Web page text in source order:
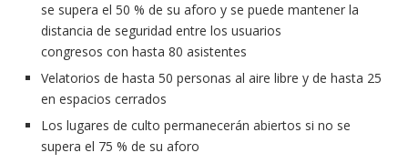
se supera el 50 % de su aforo y se puede mantener la
distancia de seguridad entre los usuarios
congresos con hasta 80 asistentes
Velatorios de hasta 50 personas al aire libre y de hasta 25
en espacios cerrados
Los lugares de culto permanecerán abiertos si no se
supera el 75 % de su aforo